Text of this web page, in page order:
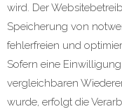
wird. Der
Speicherung von
fehlerfreien und
Sofern eine
vergleichbaren
wurde, erfolgt die